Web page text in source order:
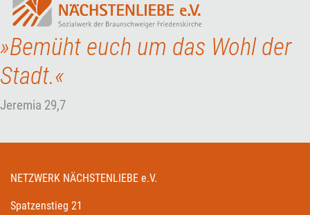
»Bemüht euch um das Wohl der
Stadt.«
Jeremia 29,7
NETZWERK NÄCHSTENLIEBE e.V.
Spatzenstieg 21